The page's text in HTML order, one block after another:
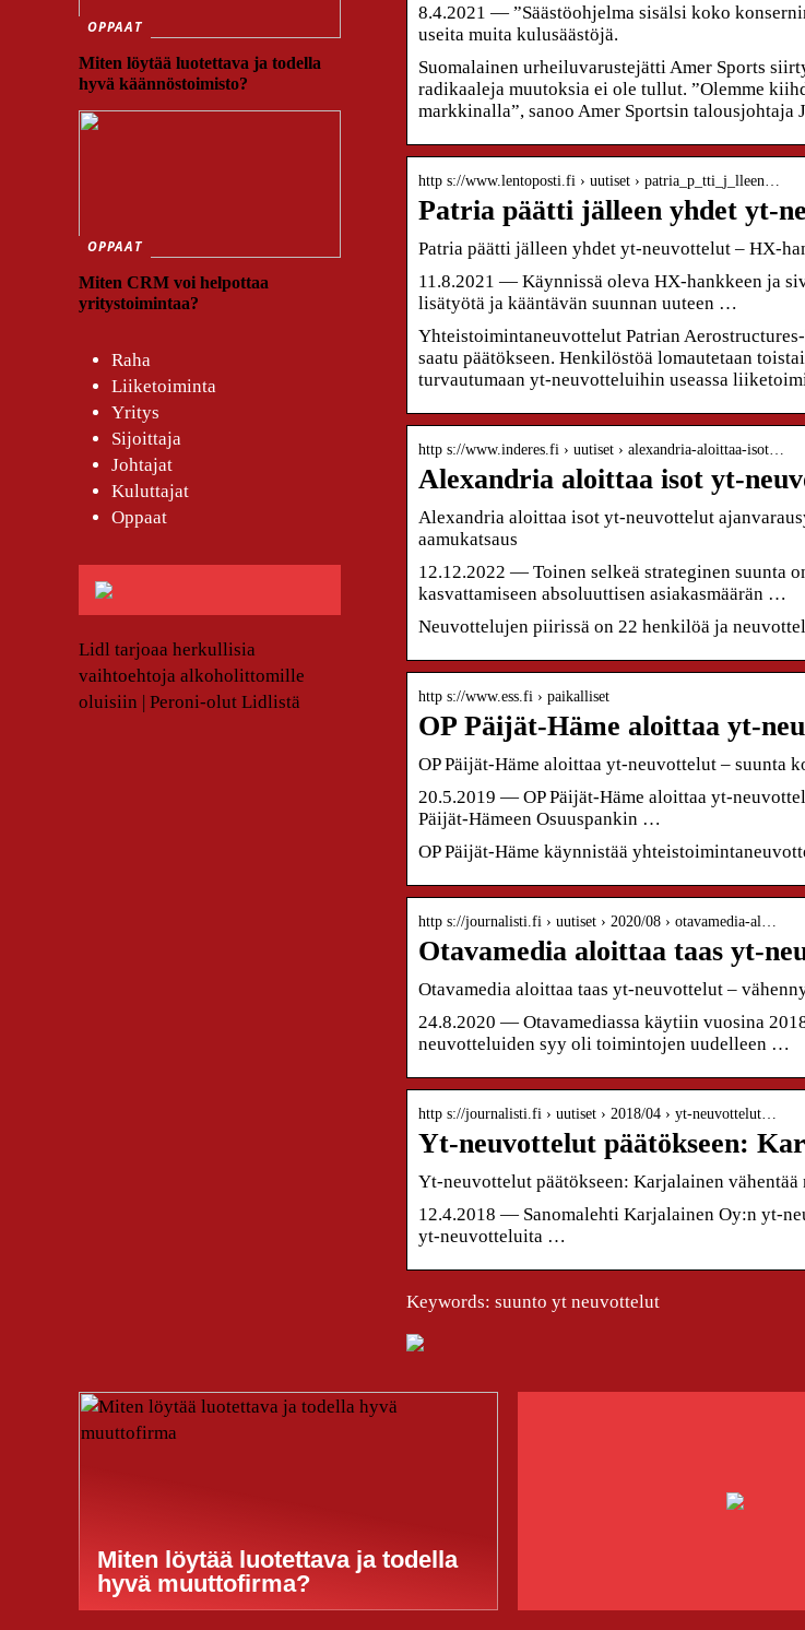
8.4.2021 — ”Säästöohjelma sisälsi koko
useita muita kulusäästöjä.
Suomalainen urheiluvarustejätti Amer Sports
radikaaleja muutoksia ei ole tullut. ”Olemme
markkinalla”, sanoo Amer Sportsin talousjohtaja
http s://www.lentoposti.fi › uutiset › patria_p_tti_j_lleen…
Patria päätti jälleen yhdet yt-
Patria päätti jälleen yhdet yt-neuvottelut – HX-
11.8.2021 — Käynnissä oleva HX-hankkeen ja
lisätyötä ja kääntävän suunnan uuteen …
Yhteistoimintaneuvottelut Patrian
saatu päätökseen. Henkilöstöä lomautetaan
turvautumaan yt-neuvotteluihin useassa
http s://www.inderes.fi › uutiset › alexandria-aloittaa-isot…
Alexandria aloittaa isot yt-
Alexandria aloittaa isot yt-neuvottelut
aamukatsaus
12.12.2022 — Toinen selkeä strateginen suunta
kasvattamiseen absoluuttisen asiakasmäärän …
Neuvottelujen piirissä on 22 henkilöä ja
http s://www.ess.fi › paikalliset
OP Päijät-Häme aloittaa yt-
OP Päijät-Häme aloittaa yt-neuvottelut – suunta
20.5.2019 — OP Päijät-Häme aloittaa yt-
Päijät-Hämeen Osuuspankin …
OP Päijät-Häme käynnistää
http s://journalisti.fi › uutiset › 2020/08 › otavamedia-al…
Otavamedia aloittaa taas yt-
Otavamedia aloittaa taas yt-neuvottelut –
24.8.2020 — Otavamediassa käytiin vuosina
neuvotteluiden syy oli toimintojen uudelleen …
http s://journalisti.fi › uutiset › 2018/04 › yt-neuvottelut…
Yt-neuvottelut päätökseen:
Yt-neuvottelut päätökseen: Karjalainen vähentää
12.4.2018 — Sanomalehti Karjalainen Oy:n yt-
yt-neuvotteluita …
Keywords: suunto yt neuvottelut
OPPAAT
Miten löytää luotettava ja todella
hyvä käännöstoimisto?
OPPAAT
Miten CRM voi helpottaa
yritystoimintaa?
Raha
Liiketoiminta
Yritys
Sijoittaja
Johtajat
Kuluttajat
Oppaat
Lidl tarjoaa herkullisia
vaihtoehtoja alkoholittomille
oluisiin | Peroni-olut Lidlistä
Miten löytää luotettava ja todella
hyvä muuttofirma?